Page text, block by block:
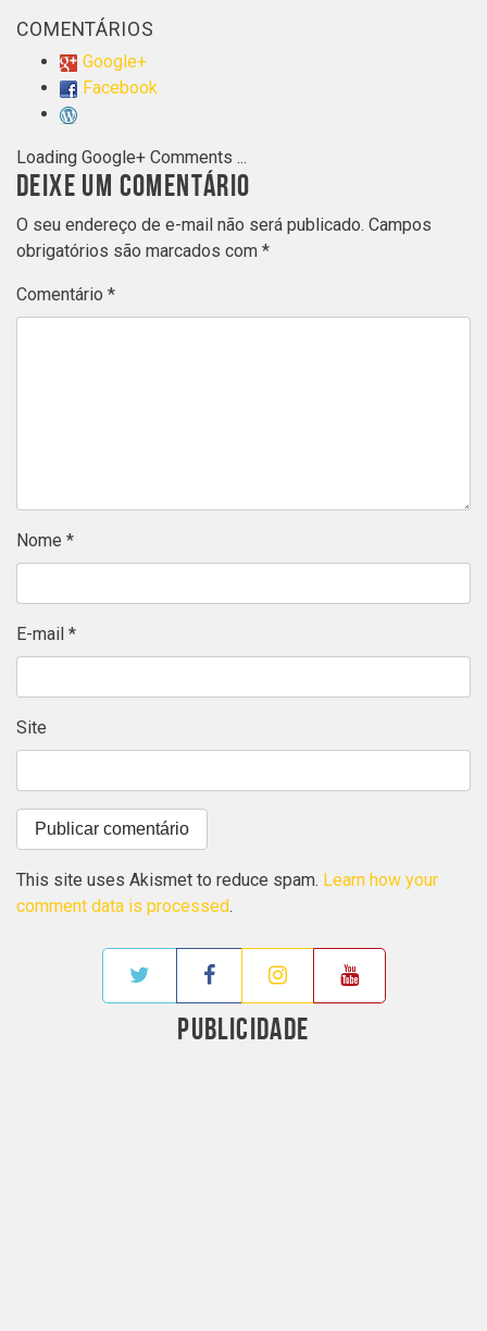
COMENTÁRIOS
Google+
Facebook
Loading Google+ Comments ...
DEIXE UM COMENTÁRIO
O seu endereço de e-mail não será publicado. Campos
obrigatórios são marcados com *
Comentário *
Nome *
E-mail *
Site
This site uses Akismet to reduce spam. Learn how your
comment data is processed.
PUBLICIDADE